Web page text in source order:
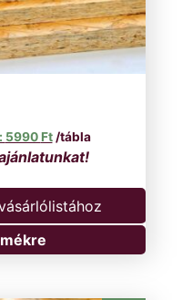
price was: 6290 Ft.
5990 FtCurrent price is:
/tábla